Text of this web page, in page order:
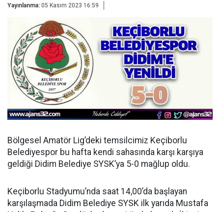
Yayınlanma: 05 Kasım 2023 16:59
Bölgesel Amatör Lig’deki temsilcimiz Keçiborlu
Belediyespor bu hafta kendi sahasında karşı karşıya
geldiği Didim Belediye SYSK’ya 5-0 mağlup oldu.
Keçiborlu Stadyumu’nda saat 14,00’da başlayan
karşılaşmada Didim Belediye SYSK ilk yarıda Mustafa